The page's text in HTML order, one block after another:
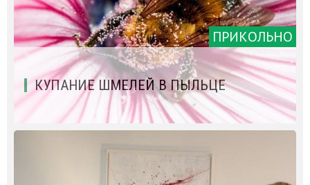
ПРИКОЛЬНО
КУПАНИЕ ШМЕЛЕЙ В ПЫЛЬЦЕ